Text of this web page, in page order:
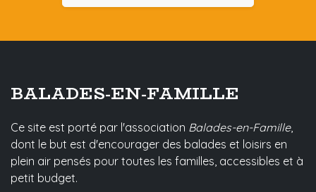
BALADES-EN-FAMILLE
Ce site est porté par l'association Balades-en-Famille,
dont le but est d'encourager des balades et loisirs en
plein air pensés pour toutes les familles, accessibles et à
petit budget.